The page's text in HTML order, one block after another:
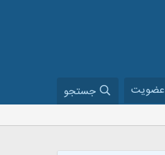
عضویت جستجو